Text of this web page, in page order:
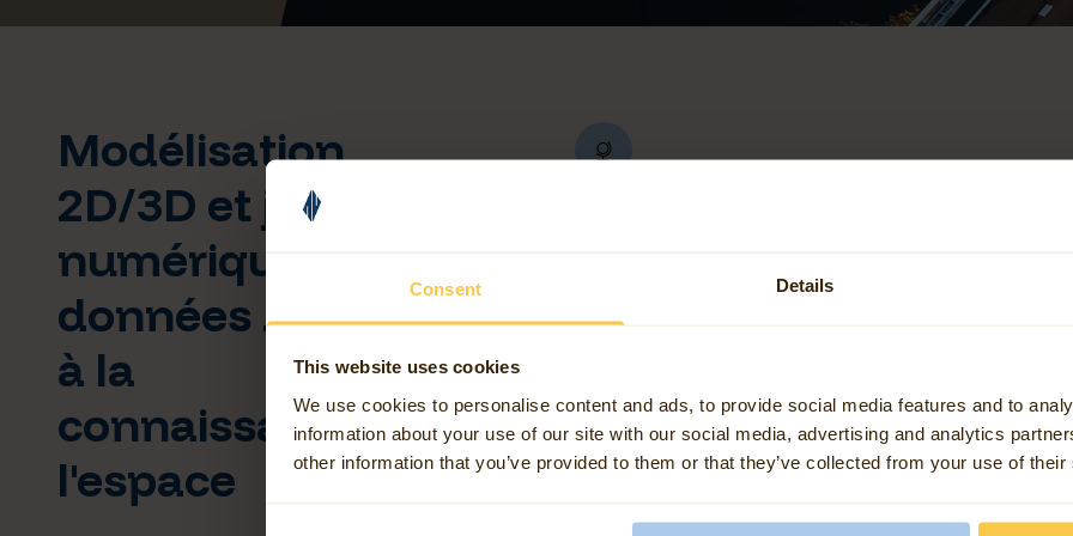
Consent Details
This website uses cookies
We use cookies to personalise content and ads, to provide social media features and to
information about your use of our site with our social media, advertising and analytics
other information that you’ve provided to them or that they’ve collected from your use of
Modélisation
2D/3D et jumeau
numérique : des
données brutes
à la
connaissance de
l'espace
Construire une nouvelle
dimension dans les SIG
transformation et la visualisation des données
3D, telles que les modèles urbains et les
un champ de données plus riche et plus réaliste